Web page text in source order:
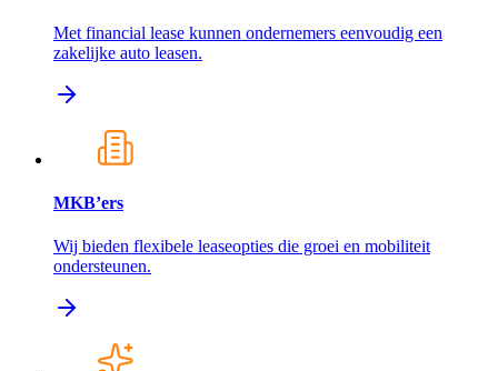
Met financial lease kunnen ondernemers eenvoudig een
zakelijke auto leasen.
MKB’ers
Wij bieden flexibele leaseopties die groei en mobiliteit
ondersteunen.